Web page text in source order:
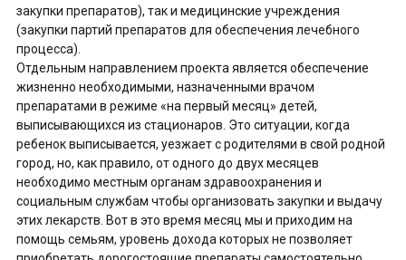
закупки препаратов), так и медицинские учреждения
(закупки партий препаратов для обеспечения лечебного
процесса).
Отдельным направлением проекта является обеспечение
жизненно необходимыми, назначенными врачом
препаратами в режиме «на первый месяц» детей,
выписывающихся из стационаров. Это ситуации, когда
ребенок выписывается, уезжает с родителями в свой родной
город, но, как правило, от одного до двух месяцев
необходимо местным органам здравоохранения и
социальным службам чтобы организовать закупки и выдачу
этих лекарств. Вот в это время месяц мы и приходим на
помощь семьям, уровень дохода которых не позволяет